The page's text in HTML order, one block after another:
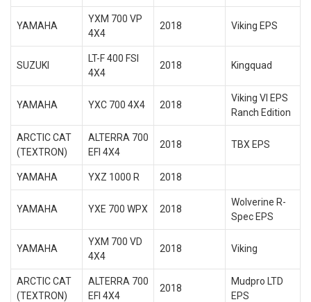
YAMAHA
YXM 700 VP
4X4
2018 Viking EPS
SUZUKI
LT-F 400 FSI
4X4
2018 Kingquad
YAMAHA YXC 700 4X4 2018
Viking VI EPS
Ranch Edition
ARCTIC CAT
(TEXTRON)
ALTERRA 700
EFI 4X4
2018 TBX EPS
YAMAHA YXZ 1000 R 2018
YAMAHA YXE 700 WPX 2018
Wolverine R-
Spec EPS
YAMAHA
YXM 700 VD
4X4
2018 Viking
ARCTIC CAT
(TEXTRON)
ALTERRA 700
EFI 4X4
2018
Mudpro LTD
EPS